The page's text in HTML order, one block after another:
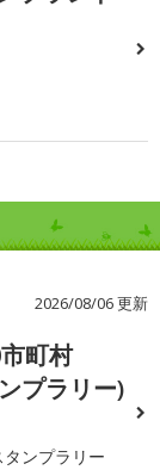
2026/08/06 更新
町村
プラリー)
ンプラリー